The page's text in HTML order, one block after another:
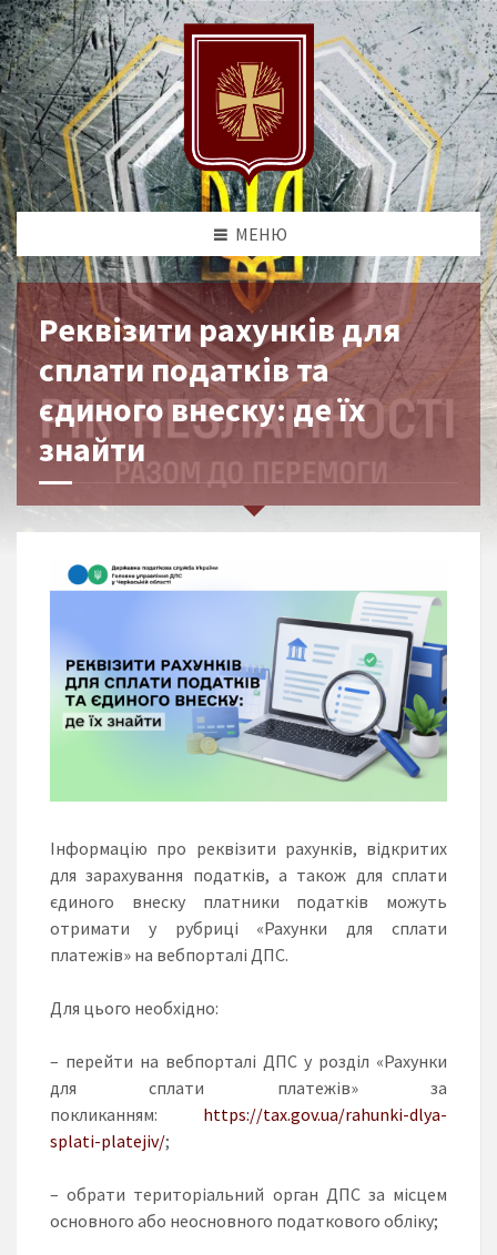
МЕНЮ
Реквізити рахунків для
сплати податків та
єдиного внеску: де їх
знайти
Інформацію про реквізити рахунків, відкритих
для зарахування податків, а також для сплати
єдиного внеску платники податків можуть
отримати у рубриці «Рахунки для сплати
платежів» на вебпорталі ДПС.
Для цього необхідно:
– перейти на вебпорталі ДПС у розділ «Рахунки
для сплати платежів» за
покликанням: https://tax.gov.ua/rahunki-dlya-
splati-platejiv/;
– обрати територіальний орган ДПС за місцем
основного або неосновного податкового обліку;